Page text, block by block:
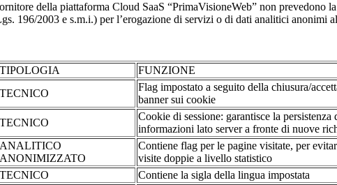
della piattaforma Cloud SaaS “PrimaVisioneWeb” non prevedono
196/2003 e s.m.i.) per l’erogazione di servizi o di dati analitici anonimi
TIPOLOGIA
FUNZIONE
TECNICO
Flag impostato a seguito della chiusura/
banner sui cookie
TECNICO
Cookie di sessione: garantisce la persistenza
informazioni lato server a fronte di nuove
ANALITICO
ANONIMIZZATO
Contiene flag per le pagine visitate, per
visite doppie a livello statistico
TECNICO Contiene la sigla della lingua impostata